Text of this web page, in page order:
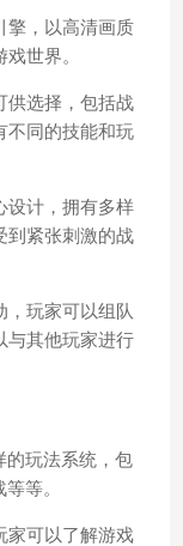
擎，以高清画质
世界。
供选择，包括战
不同的技能和玩
设计，拥有多样
到紧张刺激的战
，玩家可以组队
与其他玩家进行
的玩法系统，包
等。
家可以了解游戏